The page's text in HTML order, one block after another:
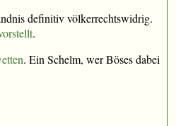
definitiv völkerrechtswidrig.
.
. Ein Schelm, wer Böses dabei